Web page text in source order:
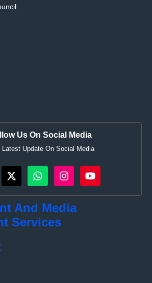
Us On Social Media
Latest Update On Social Media
And Media
Services